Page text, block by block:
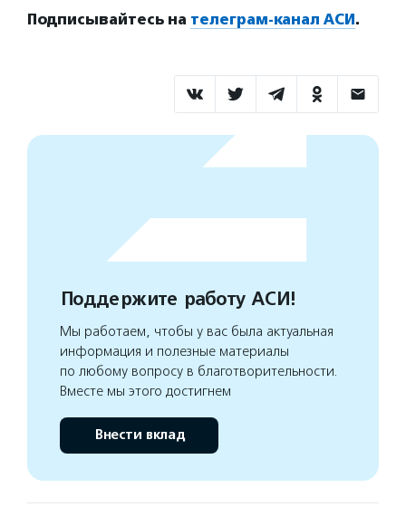
Подписывайтесь на телеграм-канал АСИ.
Поддержите работу АСИ!
Мы работаем, чтобы у вас была актуальная
информация и полезные материалы
по любому вопросу в благотворительности.
Вместе мы этого достигнем
Внести вклад